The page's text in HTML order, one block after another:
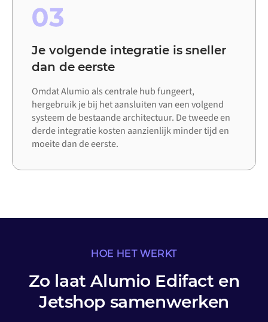
03
Je volgende integratie is sneller
dan de eerste
Omdat Alumio als centrale hub fungeert,
hergebruik je bij het aansluiten van een volgend
systeem de bestaande architectuur. De tweede en
derde integratie kosten aanzienlijk minder tijd en
moeite dan de eerste.
HOE HET WERKT
Zo laat Alumio Edifact en
Jetshop samenwerken